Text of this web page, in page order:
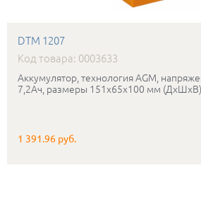
DTM 1207
Код товара: 0003633
Аккумулятор, технология AGM,
7,2Ач, размеры 151x65x100 мм
1 391.96 руб.